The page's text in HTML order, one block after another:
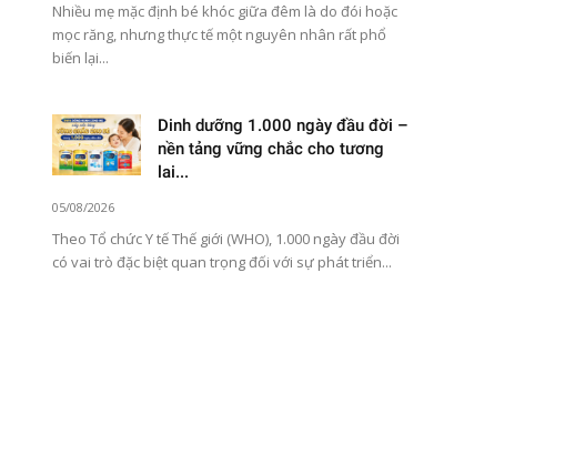
Nhiều mẹ mặc định bé khóc giữa đêm là do đói hoặc
mọc răng, nhưng thực tế một nguyên nhân rất phổ
biến lại...
Dinh dưỡng 1.000 ngày đầu đời –
nền tảng vững chắc cho tương
lai...
05/08/2026
Theo Tổ chức Y tế Thế giới (WHO), 1.000 ngày đầu đời
có vai trò đặc biệt quan trọng đối với sự phát triển...